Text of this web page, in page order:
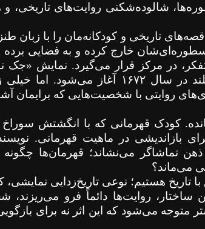
شالوده‌شکنی روایت‌های تاریخی،
تاریخی و کودکانه‌مان را با زبان
اسطوره‌ای‌شان خارج کرده و به فضایی
تفکر، در مرکز قرار می‌گیرد. نمایش «جک
در سال۱۶۷۲
آغاز می‌شود. اما خیلی
روایتی با شخصیت‌هایی که برایمان
کودک قهرمانی که با انگشتش
بازاندیشی در ماهیت قهرمانی.
تماشاگر می‌نشاند؛ قهرمان‌ها
می‌ماند؟
تاریخ هستیم؛ نوعی تاریخ‌زدایی نمایشی،
روایت‌ها دائماً فرو می‌ریزند،
می‌شود که این اثر نه برای